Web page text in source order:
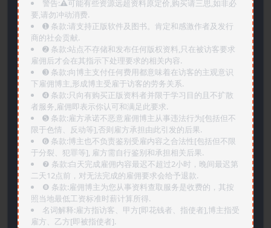
警告:⚠️可能有些资源远超资料原定价,购买请三思,如非必
要,请勿冲动消费.
➊️ 条款:请支持正版软件及图书。肯定和感激作者及发行
商的社会贡献.
➋️ 条款:站点不存储和发布任何版权资料,只在被访客要求
雇佣后才会在其指示下处理要求的相关内容.
➌️ 条款:向博主支付任何费用都意味着在访客的主观意识
下雇佣博主,形成博主受雇于访客的劳务关系.
➍️ 条款:只向有购买正版资料者并限于学习目的且不扩散
者服务,雇佣即表示你认可和满足此要求.
➎ 条款:雇方承诺不恶意雇佣博主从事违法行为[包括但不
限于色情、反动等],否则雇方承担由此引发的后果.
➏️ 条款:博主也不负责鉴别受雇内容之合法性[包括但不限
于分裂、犯罪等], 雇方需自行鉴别和承担相关后果.
❼ 条款:白天完成雇佣内容最迟不超过2小时，晚间最迟第
二天12点前，对无法完成的雇佣要求会给予退款.
❽ 条款:雇佣博主为您从事资料查取服务是收费的，其按
照当地最低工资标准时薪计算所得.
名词解释:雇方指访客、甲方[即花钱者、指使者],博主指受
雇方、乙方[即被指使者].